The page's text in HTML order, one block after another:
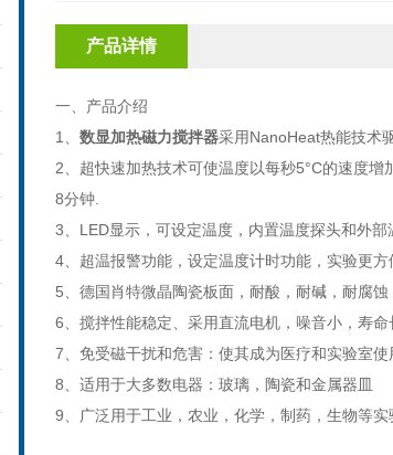
产品详情
一、产品介绍
1、 数显加热磁力搅拌器采用NanoHeat热能技术
2、超快速加热技术可使温度以每秒5°C的速度
8分钟.
3、LED显示，可设定温度，内置温度探头和外部
4、超温报警功能，设定温度计时功能，实验更方
5、德国肖特微晶陶瓷板面，耐酸，耐碱，耐腐蚀
6、搅拌性能稳定、采用直流电机，噪音小，寿
7、免受磁干扰和危害：使其成为医疗和实验室使
8、适用于大多数电器：玻璃，陶瓷和金属器皿
9、广泛用于工业，农业，化学，制药，生物等实